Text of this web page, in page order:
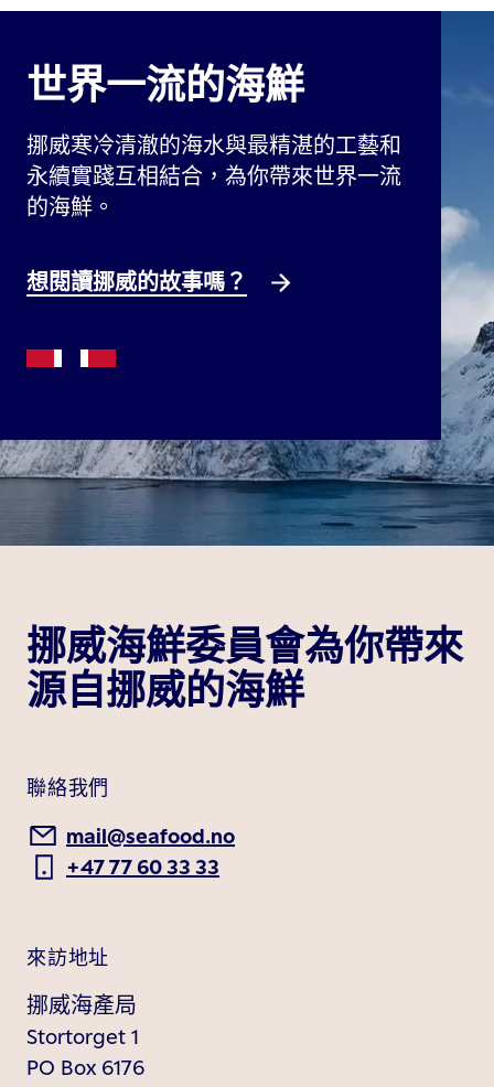
世界一流的海鮮
挪威寒冷清澈的海水與最精湛的工藝和
永續實踐互相結合，為你帶來世界一流
的海鮮。
想閱讀挪威的故事嗎？
挪威海鮮委員會為你帶來
源自挪威的海鮮
聯絡我們
mail@seafood.no
+47 77 60 33 33
來訪地址
挪威海產局
Stortorget 1
PO Box 6176